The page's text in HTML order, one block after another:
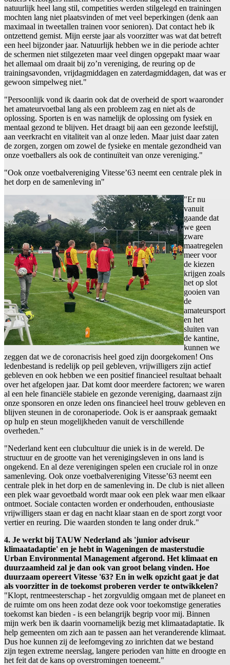
natuurlijk heel lang stil, competities werden stilgelegd en trainingen
mochten lang niet plaatsvinden of met veel beperkingen (denk aan
maximaal in tweetallen trainen voor senioren). Dat contact heb ik
ontzettend gemist. Mijn eerste jaar als voorzitter was wat dat betreft
een heel bijzonder jaar. Natuurlijk hebben we in die periode achter
de schermen niet stilgezeten maar veel dingen opgepakt maar waar
het allemaal om draait bij zo’n vereniging, de reuring op de
trainingsavonden, vrijdagmiddagen en zaterdagmiddagen, dat was er
gewoon simpelweg niet."
"Persoonlijk vond ik daarin ook dat de overheid de sport waaronder
het amateurvoetbal lang als een probleem zag en niet als de
oplossing. Sporten is en was namelijk de oplossing om fysiek en
mentaal gezond te blijven. Het draagt bij aan een gezonde leefstijl,
aan veerkracht en vitaliteit van al onze leden. Maar juist daar zaten
de zorgen, zorgen om zowel de fysieke en mentale gezondheid van
onze voetballers als ook de continuïteit van onze vereniging."
"Ook onze voetbalvereniging Vitesse’63 neemt een centrale plek in
het dorp en de samenleving in"
"Er nu
vanuit
gaande dat
we geen
zware
maatregelen
meer voor
de kiezen
krijgen zoals
het op slot
gooien van
de
amateursport
en het
sluiten van
de kantine,
kunnen we
zeggen dat we de coronacrisis heel goed zijn doorgekomen! Ons
ledenbestand is redelijk op peil gebleven, vrijwilligers zijn actief
gebleven en ook hebben we een positief financieel resultaat behaalt
over het afgelopen jaar. Dat komt door meerdere factoren; we waren
al een hele financiële stabiele en gezonde vereniging, daarnaast zijn
onze sponsoren en onze leden ons financieel heel trouw gebleven en
blijven steunen in de coronaperiode. Ook is er aanspraak gemaakt
op hulp en steun mogelijkheden vanuit de verschillende
overheden."
"Nederland kent een clubcultuur die uniek is in de wereld. De
structuur en de grootte van het verenigingsleven in ons land is
ongekend. En al deze verenigingen spelen een cruciale rol in onze
samenleving. Ook onze voetbalvereniging Vitesse’63 neemt een
centrale plek in het dorp en de samenleving in. De club is niet alleen
een plek waar gevoetbald wordt maar ook een plek waar men elkaar
ontmoet. Sociale contacten worden er onderhouden, enthousiaste
vrijwilligers staan er dag en nacht klaar staan en de sport zorgt voor
vertier en reuring. Die waarden stonden te lang onder druk."
4. Je werkt bij TAUW Nederland als 'junior adviseur
klimaatadaptie' en je hebt in Wageningen de masterstudie
Urban Environmental Management afgerond. Het klimaat en
duurzaamheid zal je dan ook van groot belang vinden. Hoe
duurzaam opereert Vitesse '63? En in welk opzicht gaat je dat
als voorzitter in de toekomst proberen verder te ontwikkelen?
"Klopt, rentmeesterschap - het zorgvuldig omgaan met de planeet en
de ruimte om ons heen zodat deze ook voor toekomstige generaties
toekomst kan bieden - is een belangrijk begrip voor mij. Binnen
mijn werk ben ik daarin voornamelijk bezig met klimaatadaptatie. Ik
help gemeenten om zich aan te passen aan het veranderende klimaat.
Dus hoe kunnen zij de leefomgeving zo inrichten dat we bestand
zijn tegen extreme neerslag, langere perioden van hitte en droogte en
het feit dat de kans op overstromingen toeneemt."